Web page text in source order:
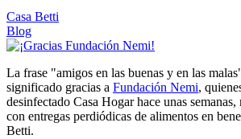
Casa Betti
Blog
La frase "amigos en las buenas y en las
significado gracias a Fundación Nemi,
desinfectado Casa Hogar hace unas
con entregas perdiódicas de alimentos en
Betti.